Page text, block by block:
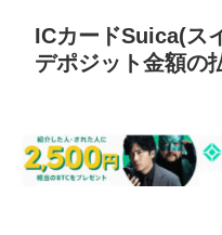
ICカードSuica(ス
デポジット金額の